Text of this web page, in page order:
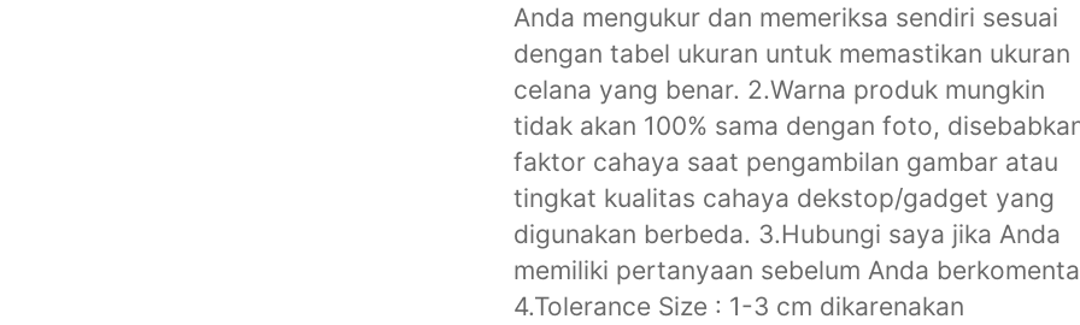
Anda mengukur dan memeriksa sendiri sesuai
dengan tabel ukuran untuk memastikan ukuran
celana yang benar. 2.Warna produk mungkin
tidak akan 100% sama dengan foto,
faktor cahaya saat pengambilan gambar atau
tingkat kualitas cahaya dekstop/gadget yang
digunakan berbeda. 3.Hubungi saya jika Anda
memiliki pertanyaan sebelum Anda
4.Tolerance Size : 1-3 cm dikarenakan